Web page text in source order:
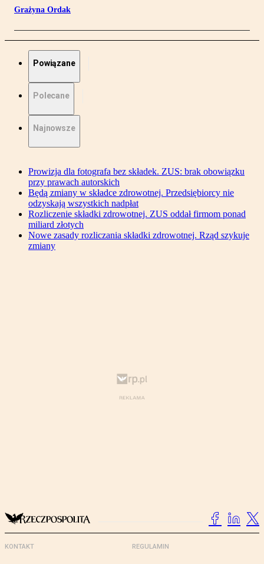
Grażyna Ordak
Powiązane
Polecane
Najnowsze
Prowizja dla fotografa bez składek. ZUS: brak obowiązku
przy prawach autorskich
Będą zmiany w składce zdrowotnej. Przedsiębiorcy nie
odzyskają wszystkich nadpłat
Rozliczenie składki zdrowotnej. ZUS oddał firmom ponad
miliard złotych
Nowe zasady rozliczania składki zdrowotnej. Rząd szykuje
zmiany
KONTAKT REGULAMIN